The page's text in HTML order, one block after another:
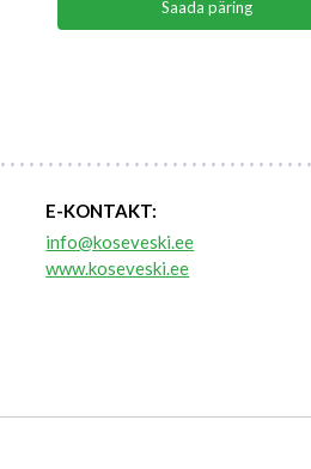
Saada päring
E-KONTAKT:
info@koseveski.ee
www.koseveski.ee